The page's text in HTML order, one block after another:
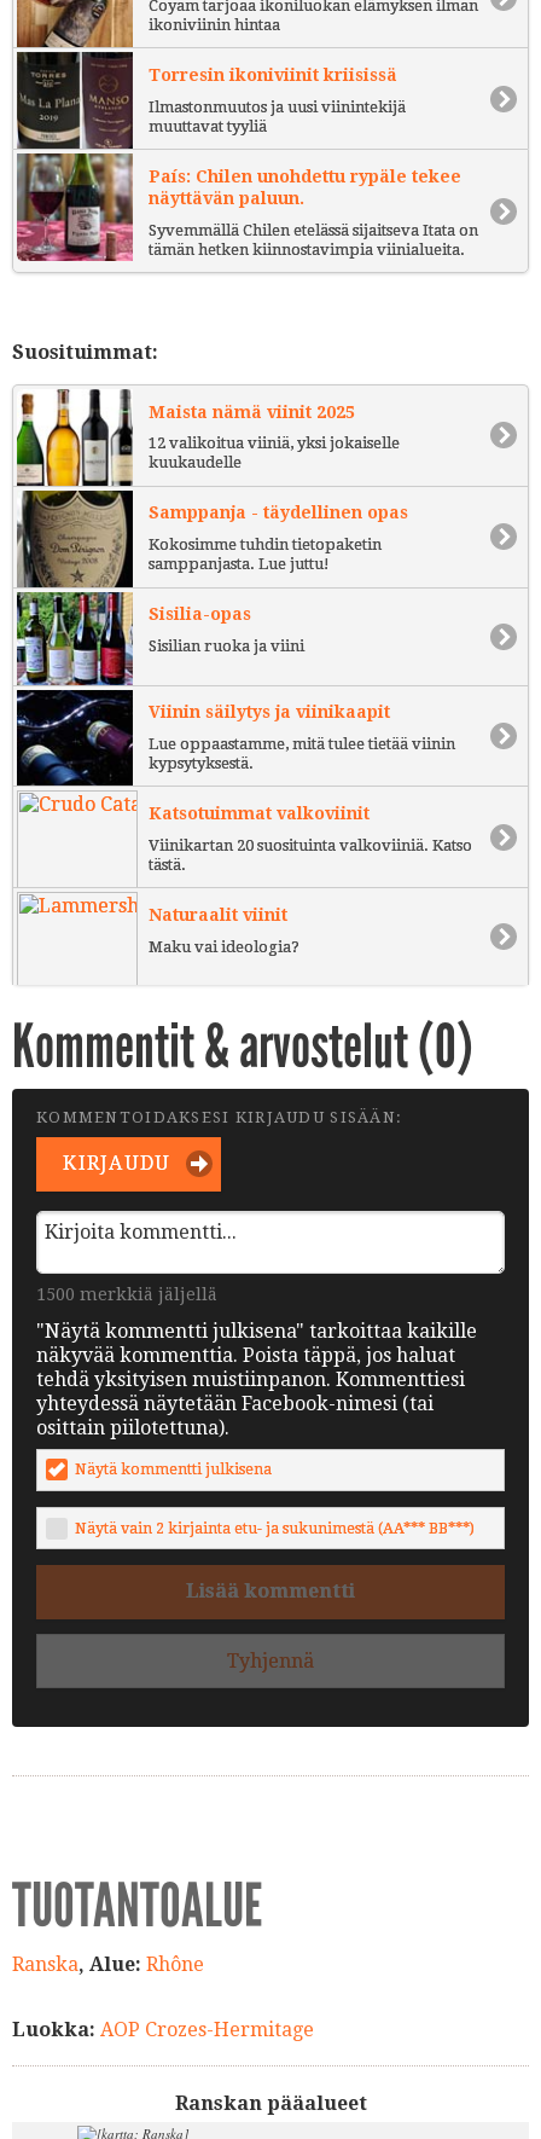
Coyam tarjoaa ikoniluokan elämyksen ilman
ikoniviinin hintaa
Torresin ikoniviinit kriisissä
Ilmastonmuutos ja uusi viinintekijä
muuttavat tyyliä
País: Chilen unohdettu rypäle tekee
näyttävän paluun.
Syvemmällä Chilen etelässä sijaitseva Itata on
tämän hetken kiinnostavimpia viinialueita.
Suosituimmat:
Maista nämä viinit 2025
12 valikoitua viiniä, yksi jokaiselle
kuukaudelle
Samppanja - täydellinen opas
Kokosimme tuhdin tietopaketin
samppanjasta. Lue juttu!
Sisilia-opas
Sisilian ruoka ja viini
Viinin säilytys ja viinikaapit
Lue oppaastamme, mitä tulee tietää viinin
kypsytyksestä.
Katsotuimmat valkoviinit
Viinikartan 20 suosituinta valkoviiniä. Katso
tästä.
Naturaalit viinit
Maku vai ideologia?
Kommentit & arvostelut (0)
KOMMENTOIDAKSESI KIRJAUDU SISÄÄN:
KIRJAUDU
1500 merkkiä jäljellä
"Näytä kommentti julkisena" tarkoittaa kaikille
näkyvää kommenttia. Poista täppä, jos haluat
tehdä yksityisen muistiinpanon. Kommenttiesi
yhteydessä näytetään Facebook-nimesi (tai
osittain piilotettuna).
Näytä kommentti julkisena
Näytä vain 2 kirjainta etu- ja sukunimestä (AA*** BB***)
Lisää kommentti
Tyhjennä
TUOTANTOALUE
Ranska, Alue: Rhône
Luokka: AOP Crozes-Hermitage
Ranskan pääalueet